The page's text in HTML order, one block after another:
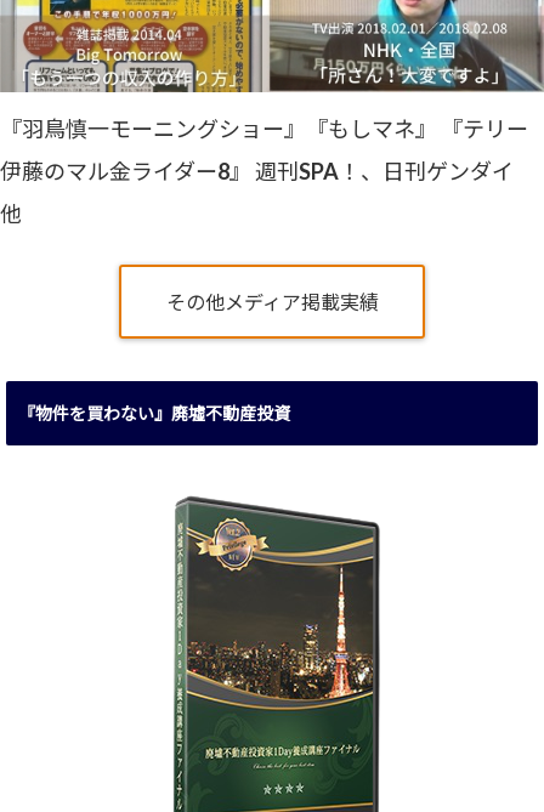
『羽鳥慎一モーニングショー』『もしマネ』 『テリー
伊藤のマル金ライダー8』 週刊SPA！、日刊ゲンダイ
他
その他メディア掲載実績
『物件を買わない』廃墟不動産投資